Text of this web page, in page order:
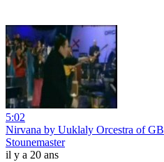
5:02
Nirvana by Uuklaly Orcestra of GB
Stounemaster
il y a 20 ans